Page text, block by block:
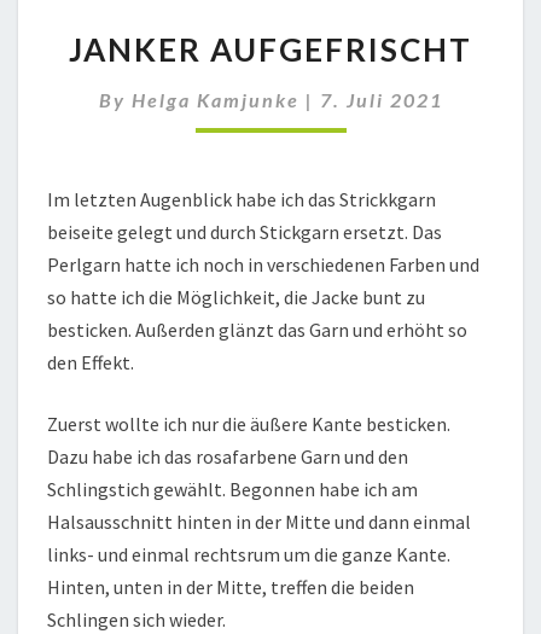
AUFGEFRISCHT
JANKER AUFGEFRISCHT
By Helga Kamjunke | 7. Juli 2021
Im letzten Augenblick habe ich das Strickkgarn
beiseite gelegt und durch Stickgarn ersetzt. Das
Perlgarn hatte ich noch in verschiedenen Farben und
so hatte ich die Möglichkeit, die Jacke bunt zu
besticken. Außerden glänzt das Garn und erhöht so
den Effekt.
Zuerst wollte ich nur die äußere Kante besticken.
Dazu habe ich das rosafarbene Garn und den
Schlingstich gewählt. Begonnen habe ich am
Halsausschnitt hinten in der Mitte und dann einmal
links- und einmal rechtsrum um die ganze Kante.
Hinten, unten in der Mitte, treffen die beiden
Schlingen sich wieder.